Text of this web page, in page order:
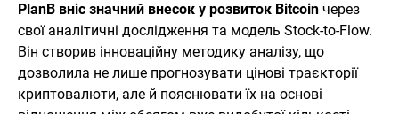
PlanB вніс значний внесок у розвиток Bitcoin через
свої аналітичні дослідження та модель Stock-to-Flow.
Він створив інноваційну методику аналізу, що
дозволила не лише прогнозувати цінові траєкторії
криптовалюти, але й пояснювати їх на основі